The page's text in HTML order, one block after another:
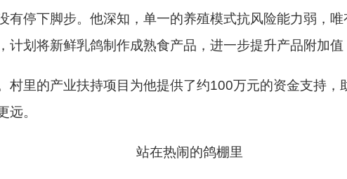
有停下脚步。他深知，单一的养殖模式抗风险能力弱，
计划将新鲜乳鸽制作成熟食产品，进一步提升产品附加
村里的产业扶持项目为他提供了约100万元的资金支持
远。
站在热闹的鸽棚里